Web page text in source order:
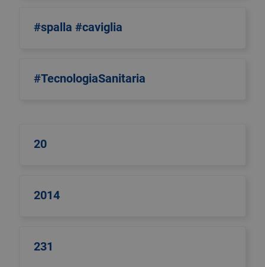
#spalla #caviglia
#TecnologiaSanitaria
20
2014
231